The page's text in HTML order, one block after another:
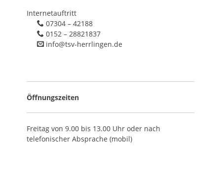
Internetauftritt
07304 – 42188
0152 – 28821837
info@tsv-herrlingen.de
Öffnungszeiten
Freitag von 9.00 bis 13.00 Uhr oder nach
telefonischer Absprache (mobil)